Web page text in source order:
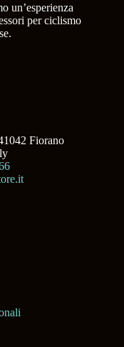
un’esperienza
per ciclismo
Fiorano